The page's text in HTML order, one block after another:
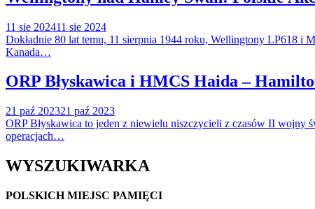
11 sie 202411 sie 2024
Dokładnie 80 lat temu, 11 sierpnia 1944 roku, Wellingtony LP618
Kanada…
ORP Błyskawica i HMCS Haida –
21 paź 202321 paź 2023
ORP Błyskawica to jeden z niewielu niszczycieli z czasów II
operacjach…
WYSZUKIWARKA
POLSKICH MIEJSC PAMIĘCI